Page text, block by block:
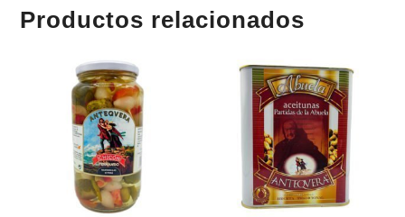
Productos relacionados